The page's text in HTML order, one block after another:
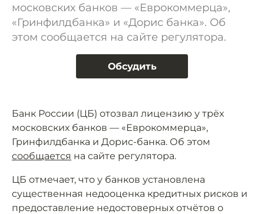
московских банков — «Еврокоммерца»,
«Гринфилдбанка» и «Дорис банка». Об
этом сообщается на сайте регулятора.
Обсудить
Банк России (ЦБ) отозвал лицензию у трёх
московских банков — «Еврокоммерца»,
Гринфилдбанка и Дорис-банка. Об этом
сообщается на сайте регулятора.
ЦБ отмечает, что у банков установлена
существенная недооценка кредитных рисков и
предоставление недостоверных отчётов о